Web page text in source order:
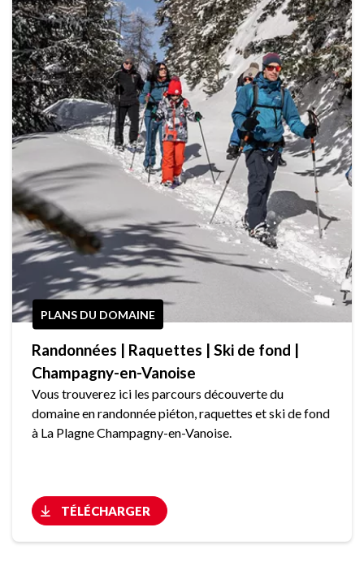
PLANS DU DOMAINE
Randonnées | Raquettes | Ski de fond |
Champagny-en-Vanoise
Vous trouverez ici les parcours découverte du
domaine en randonnée piéton, raquettes et ski de fond
à La Plagne Champagny-en-Vanoise.
TÉLÉCHARGER